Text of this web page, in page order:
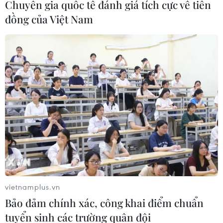
Thanh Hóa dự kiến bắn pháo hoa vào
dịp Quốc khánh 2/9
06/08/2026 09:58
Tà áo truyền thống “đan kết” tình
hữu nghị 50 năm Việt Nam-Thái Lan
06/08/2026 07:30
Nâng cấp Quảng Ninh, Bắc Ninh:
Tạo tiền đề phát triển văn hóa du lịch
địa phương
06/08/2026 07:30
Chuyên gia quốc tế đánh giá tích cực về tiền
đồng của Việt Nam
vietnamplus.vn
Bảo đảm chính xác, công khai điểm chuẩn
tuyển sinh các trường quân đội